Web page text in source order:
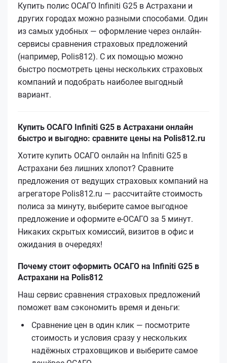
Купить полис ОСАГО Infiniti G25 в Астрахани и
других городах можно разными способами. Один
из самых удобных — оформление через онлайн-
сервисы сравнения страховых предложений
(например, Polis812). С их помощью можно
быстро посмотреть цены нескольких страховых
компаний и подобрать наиболее выгодный
вариант.
Купить ОСАГО Infiniti G25 в Астрахани онлайн
быстро и выгодно: сравните цены на Polis812.ru
Хотите купить ОСАГО онлайн на Infiniti G25 в
Астрахани без лишних хлопот? Сравните
предложения от ведущих страховых компаний на
агрегаторе Polis812.ru — рассчитайте стоимость
полиса за минуту, выберите самое выгодное
предложение и оформите е‑ОСАГО за 5 минут.
Никаких скрытых комиссий, визитов в офис и
ожидания в очередях!
Почему стоит оформить ОСАГО на Infiniti G25 в
Астрахани на Polis812
Наш сервис сравнения страховых предложений
поможет вам сэкономить время и деньги:
Сравнение цен в один клик — посмотрите
стоимость и условия сразу у нескольких
надёжных страховщиков и выберите самое